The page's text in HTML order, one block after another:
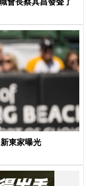
東家曝光